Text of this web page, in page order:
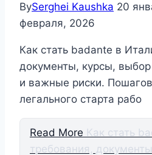
BySerghei Kaushka 20
февраля, 2026
Как стать badante в
документы, курсы,
и важные риски.
легального старта рабо
Read More Как стать
требования,